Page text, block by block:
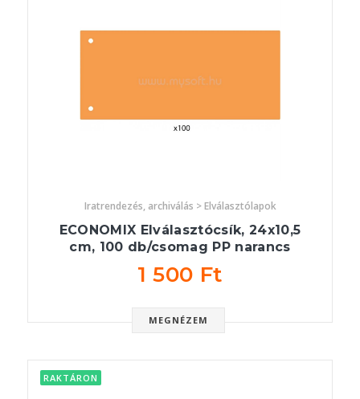
Iratrendezés, archiválás > Elválasztólapok
ECONOMIX Elválasztócsík, 24x10,5
cm, 100 db/csomag PP narancs
1 500 Ft
MEGNÉZEM
RAKTÁRON